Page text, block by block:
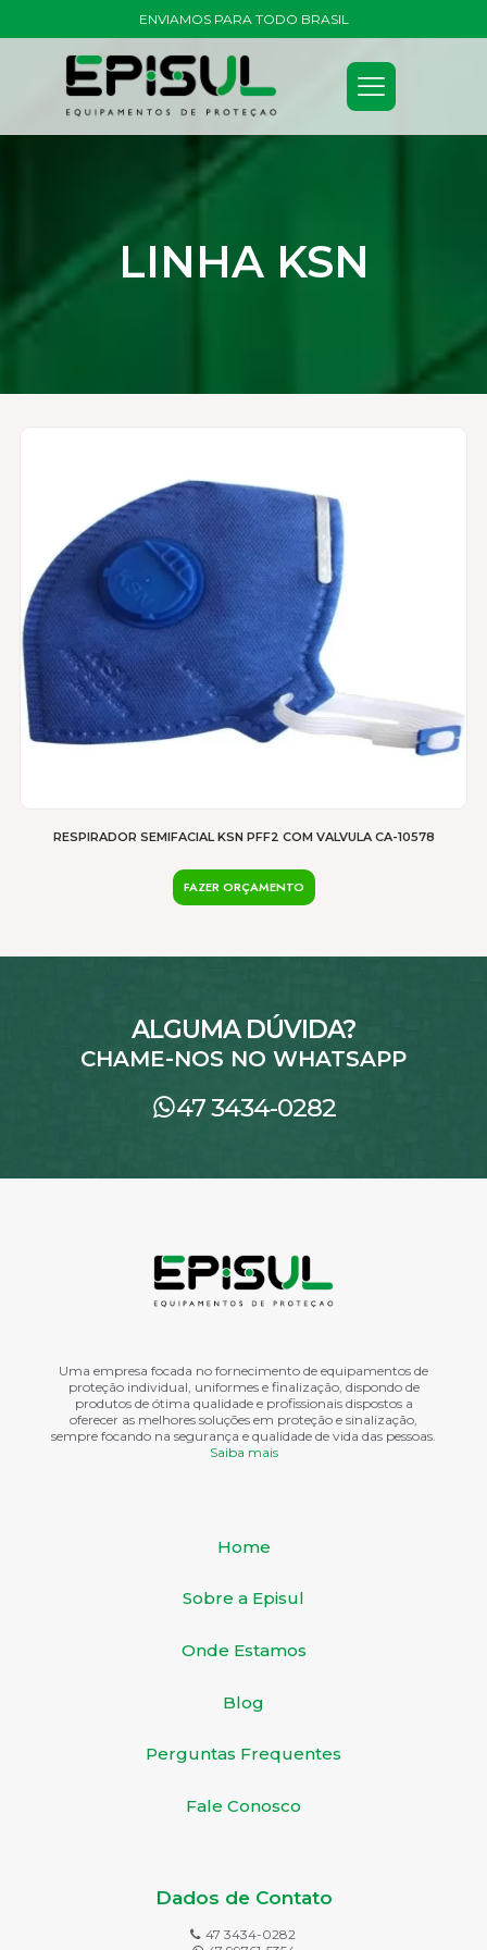
ENVIAMOS PARA TODO BRASIL
LINHA KSN
RESPIRADOR SEMIFACIAL KSN PFF2 COM VALVULA CA-10578
FAZER ORÇAMENTO
ALGUMA DÚVIDA?
CHAME-NOS NO WHATSAPP
47 3434-0282
Uma empresa focada no fornecimento de equipamentos de
proteção individual, uniformes e finalização, dispondo de
produtos de ótima qualidade e profissionais dispostos a
oferecer as melhores soluções em proteção e sinalização,
sempre focando na segurança e qualidade de vida das pessoas.
Saiba mais
Home
Sobre a Episul
Onde Estamos
Blog
Perguntas Frequentes
Fale Conosco
Dados de Contato
47 3434-0282